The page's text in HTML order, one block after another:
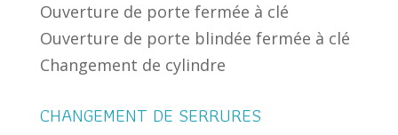
Ouverture de porte fermée à clé
Ouverture de porte blindée fermée à clé
Changement de cylindre
CHANGEMENT DE SERRURES